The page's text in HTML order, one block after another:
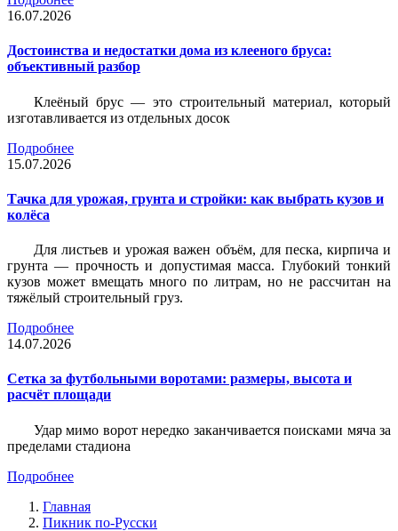
16.07.2026
Достоинства и недостатки дома из клееного бруса:
объективный разбор
Клеёный брус — это строительный материал, который
изготавливается из отдельных досок
Подробнее
15.07.2026
Тачка для урожая, грунта и стройки: как выбрать кузов и
колёса
Для листьев и урожая важен объём, для песка, кирпича и
грунта — прочность и допустимая масса. Глубокий тонкий
кузов может вмещать много по литрам, но не рассчитан на
тяжёлый строительный груз.
Подробнее
14.07.2026
Сетка за футбольными воротами: размеры, высота и
расчёт площади
Удар мимо ворот нередко заканчивается поисками мяча за
пределами стадиона
Подробнее
Главная
Пикник по-Русски